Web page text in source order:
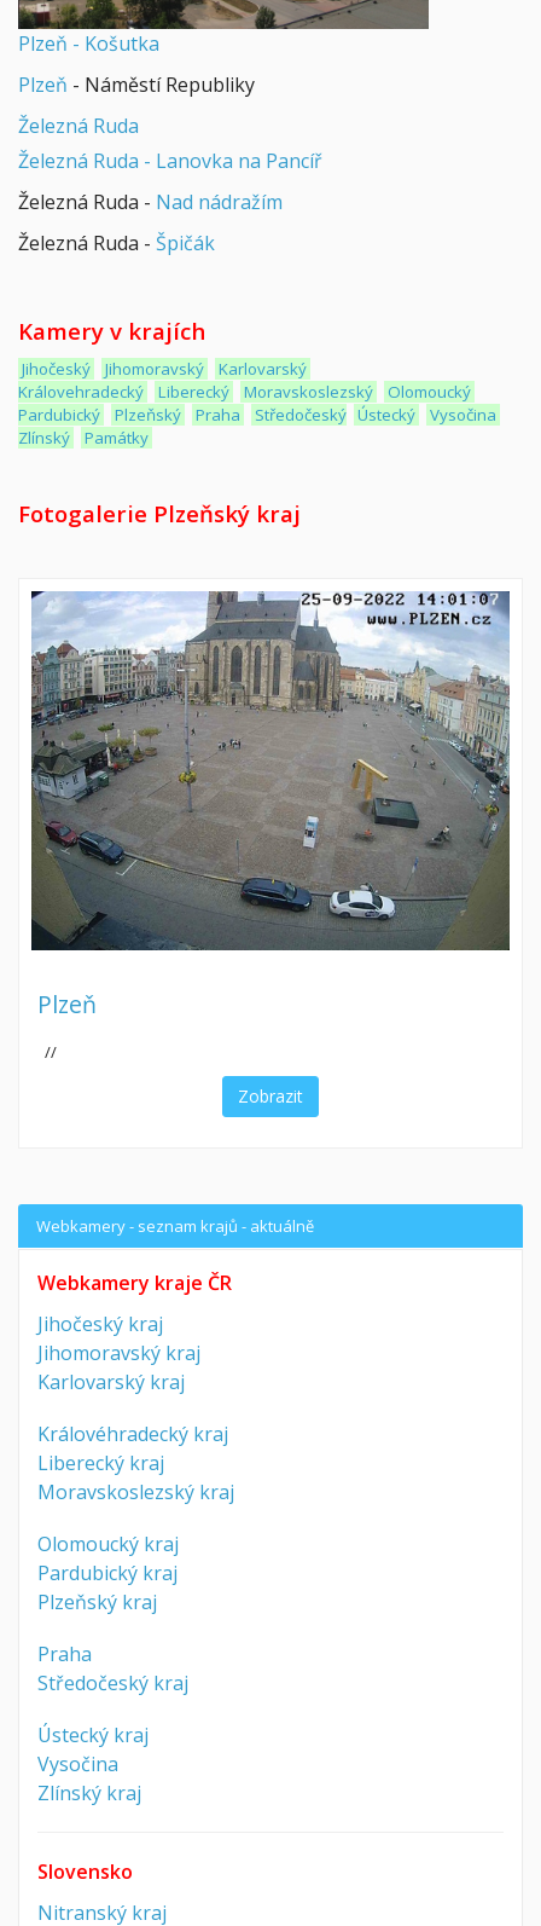
Plzeň - Košutka
Plzeň - Náměstí Republiky
Železná Ruda
Železná Ruda - Lanovka na Pancíř
Železná Ruda - Nad nádražím
Železná Ruda - Špičák
Kamery v krajích
Jihočeský Jihomoravský
Karlovarský
Královehradecký
Liberecký Moravskoslezský
Olomoucký
Pardubický
Plzeňský Praha Středočeský Ústecký
Vysočina
Zlínský
Památky
Fotogalerie Plzeňský kraj
Plzeň
//
Zobrazit
Webkamery - seznam krajů - aktuálně
Webkamery kraje ČR
Jihočeský kraj
Jihomoravský kraj
Karlovarský kraj
Královéhradecký kraj
Liberecký kraj
Moravskoslezský kraj
Olomoucký kraj
Pardubický kraj
Plzeňský kraj
Praha
Středočeský kraj
Ústecký kraj
Vysočina
Zlínský kraj
Slovensko
Nitranský kraj